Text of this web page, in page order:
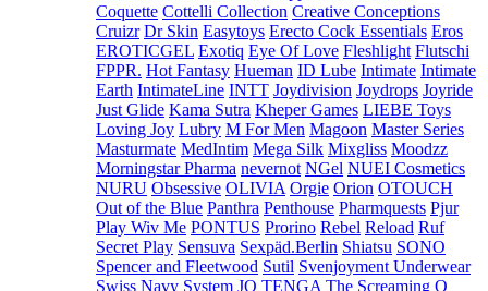
Coquette Cottelli Collection Creative Conceptions
Cruizr Dr Skin Easytoys Erecto Cock Essentials Eros
EROTICGEL Exotiq Eye Of Love Fleshlight Flutschi
FPPR. Hot Fantasy Hueman ID Lube Intimate Intimate
Earth IntimateLine INTT Joydivision Joydrops Joyride
Just Glide Kama Sutra Kheper Games LIEBE Toys
Loving Joy Lubry M For Men Magoon Master Series
Masturmate MedIntim Mega Silk Mixgliss Moodzz
Morningstar Pharma nevernot NGel NUEI Cosmetics
NURU Obsessive OLIVIA Orgie Orion OTOUCH
Out of the Blue Panthra Penthouse Pharmquests Pjur
Play Wiv Me PONTUS Prorino Rebel Reload Ruf
Secret Play Sensuva Sexpäd.Berlin Shiatsu SONO
Spencer and Fleetwood Sutil Svenjoyment Underwear
Swiss Navy System JO TENGA The Screaming O